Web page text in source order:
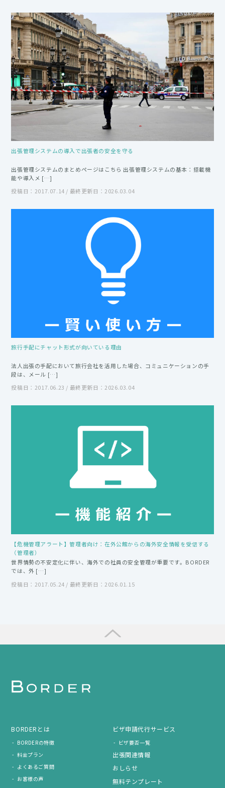
出張管理システムの導入で出張者の安全を守る
出張管理システムのまとめページはこちら 出張管理システムの基本：搭載機
能や導入メ […]
投稿日：2017.07.14 / 最終更新日：2026.03.04
旅行手配にチャット形式が向いている理由
法人出張の手配において旅行会社を活用した場合、コミュニケーションの手
段は、メール […]
投稿日：2017.06.23 / 最終更新日：2026.03.04
【危機管理アラート】管理者向け：在外公館からの海外安全情報を受信する
（管理者）
世界情勢の不安定化に伴い、海外での社員の安全管理が重要です。BORDER
では、外 […]
投稿日：2017.05.24 / 最終更新日：2026.01.15
BORDERとは
BORDERの特徴
料金プラン
よくあるご質問
お客様の声
ビザ申請代行サービス
ビザ要否一覧
出張関連情報
おしらせ
無料テンプレート